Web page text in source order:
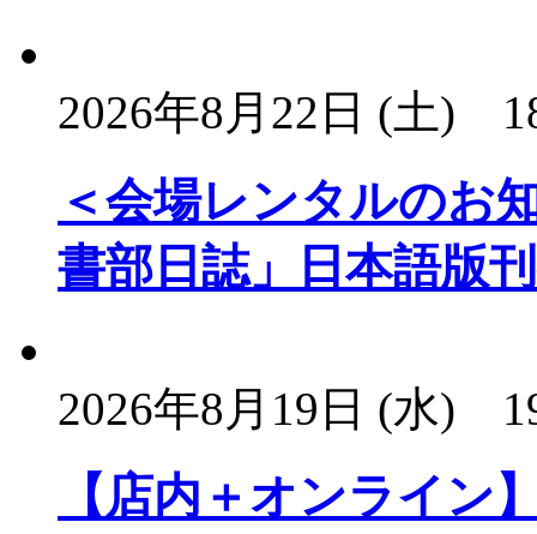
2026年8月22日 (土)
＜会場レンタルのお
書部日誌」日本語版
2026年8月19日 (水)
【店内＋オンライ